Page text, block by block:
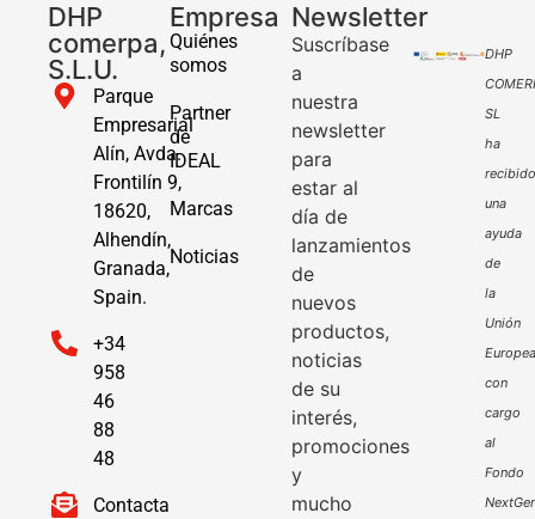
DHP
comerpa,
S.L.U.
Parque
Empresarial
Alín, Avda.
Frontilín 9,
18620,
Alhendín,
Granada,
Spain.
+34
958
46
88
48
Contacta
Empresa
Quiénes
somos
Partner
de
IDEAL
Marcas
Noticias
Newsletter
Suscríbase
a
nuestra
newsletter
para
estar al
día de
lanzamientos
de
nuevos
productos,
noticias
de su
interés,
promociones
y
mucho
DHP
SL
ha
recibido
una
ayuda
de
la
Unión
Europea
con
cargo
al
Fondo